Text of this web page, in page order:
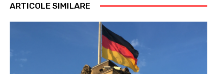
ARTICOLE SIMILARE